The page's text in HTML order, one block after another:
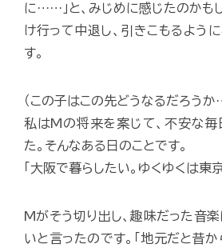
に……」と、みじめに感じたのかも
け行って中退し、引きこもるよう
す。
（この子はこの先どうなるだろう
私はMの将来を案じて、不安な毎
た。そんなある日のことです。
「大阪で暮らしたい。ゆくゆくは東
Mがそう切り出し、趣味だった音
いと言ったのです。「地元だと昔